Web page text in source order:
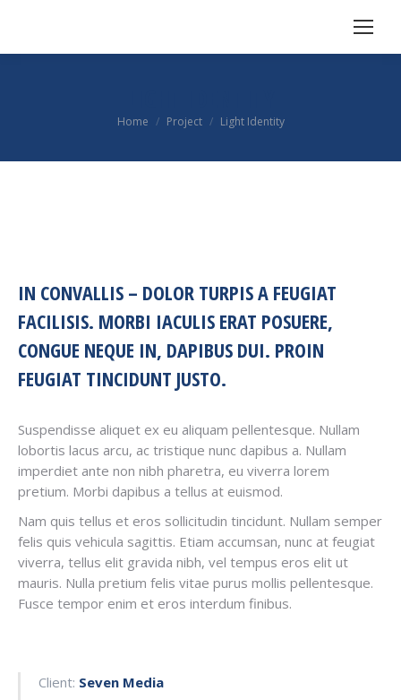
Je bent hier:
Home Project Light Identity
IN CONVALLIS – DOLOR TURPIS A FEUGIAT
FACILISIS. MORBI IACULIS ERAT POSUERE,
CONGUE NEQUE IN, DAPIBUS DUI. PROIN
FEUGIAT TINCIDUNT JUSTO.
Suspendisse aliquet ex eu aliquam pellentesque. Nullam
lobortis lacus arcu, ac tristique nunc dapibus a. Nullam
imperdiet ante non nibh pharetra, eu viverra lorem
pretium. Morbi dapibus a tellus at euismod.
Nam quis tellus et eros sollicitudin tincidunt. Nullam semper
felis quis vehicula sagittis. Etiam accumsan, nunc at feugiat
viverra, tellus elit gravida nibh, vel tempus eros elit ut
mauris. Nulla pretium felis vitae purus mollis pellentesque.
Fusce tempor enim et eros interdum finibus.
Client: Seven Media